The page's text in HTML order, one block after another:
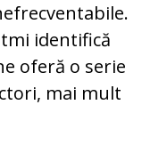
identifică
oferă o serie
mai mult